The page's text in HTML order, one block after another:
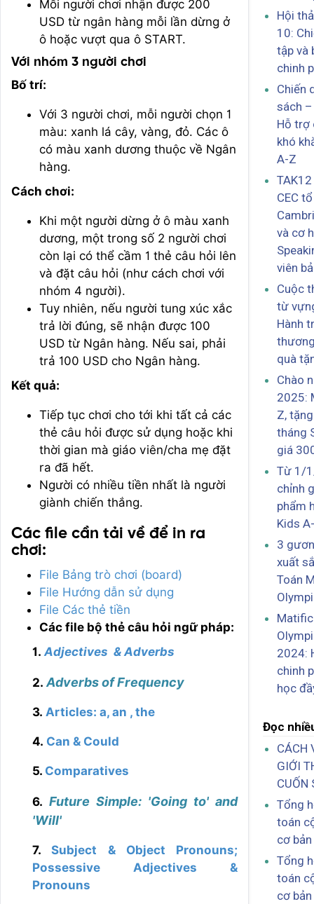
Mỗi người chơi nhận được 200
USD từ ngân hàng mỗi lần dừng ở
ô hoặc vượt qua ô START.
Với nhóm 3 người chơi
Bố trí:
Với 3 người chơi, mỗi người chọn 1
màu: xanh lá cây, vàng, đỏ. Các ô
có màu xanh dương thuộc về Ngân
hàng.
Cách chơi:
Khi một người dừng ở ô màu xanh
dương, một trong số 2 người chơi
còn lại có thể cầm 1 thẻ câu hỏi lên
và đặt câu hỏi (như cách chơi với
nhóm 4 người).
Tuy nhiên, nếu người tung xúc xắc
trả lời đúng, sẽ nhận được 100
USD từ Ngân hàng. Nếu sai, phải
trả 100 USD cho Ngân hàng.
Kết quả:
Tiếp tục chơi cho tới khi tất cả các
thẻ câu hỏi được sử dụng hoặc khi
thời gian mà giáo viên/cha mẹ đặt
ra đã hết.
Người có nhiều tiền nhất là người
giành chiến thắng.
Các file cần tải về để in ra
chơi:
File Bảng trò chơi (board)
File Hướng dẫn sử dụng
File Các thẻ tiền
Các file bộ thẻ câu hỏi ngữ pháp:
1.Adjectives & Adverbs
2.Adverbs of Frequency
3. Articles: a, an , the
4. Can & Could
5. Comparatives
6. Future Simple: 'Going to' and
'Will'
7.Subject & Object Pronouns;
Possessive Adjectives &
Pronouns
Hội
10:
tập và
chinh
Chiến
sách
Hỗ trợ
khó
A-Z
CEC
và cơ
viên
Cuộc
từ
Hành
quà
Chào
2025:
Z,
tháng
giá
Từ 1/
chỉnh
phẩm
Kids
3
xuất
Toán
2024:
chinh
học
Đọc
CÁCH
GIỚI
CUỐN
Tổng
toán
cơ
Tổng
toán
cơ